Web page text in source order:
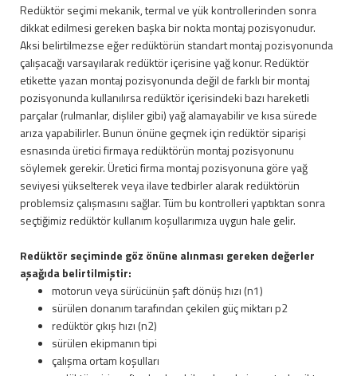
Redüktör seçimi mekanik, termal ve yük kontrollerinden sonra
dikkat edilmesi gereken başka bir nokta montaj pozisyonudur.
Aksi belirtilmezse eğer redüktörün standart montaj pozisyonunda
çalışacağı varsayılarak redüktör içerisine yağ konur. Redüktör
etikette yazan montaj pozisyonunda değil de farklı bir montaj
pozisyonunda kullanılırsa redüktör içerisindeki bazı hareketli
parçalar (rulmanlar, dişliler gibi) yağ alamayabilir ve kısa sürede
arıza yapabilirler. Bunun önüne geçmek için redüktör siparişi
esnasında üretici firmaya redüktörün montaj pozisyonunu
söylemek gerekir. Üretici firma montaj pozisyonuna göre yağ
seviyesi yükselterek veya ilave tedbirler alarak redüktörün
problemsiz çalışmasını sağlar. Tüm bu kontrolleri yaptıktan sonra
seçtiğimiz redüktör kullanım koşullarımıza uygun hale gelir.
Redüktör seçiminde göz önüne alınması gereken değerler
aşağıda belirtilmiştir:
motorun veya sürücünün şaft dönüş hızı (n1)
sürülen donanım tarafından çekilen güç miktarı p2
redüktör çıkış hızı (n2)
sürülen ekipmanın tipi
çalışma ortam koşulları